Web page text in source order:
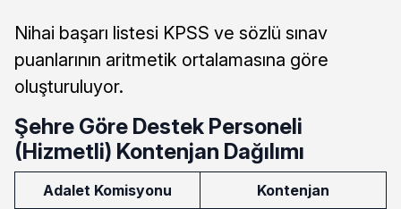
Nihai başarı listesi KPSS ve sözlü sınav
puanlarının aritmetik ortalamasına göre
oluşturuluyor.
Şehre Göre Destek Personeli
(Hizmetli) Kontenjan Dağılımı
Adalet Komisyonu Kontenjan